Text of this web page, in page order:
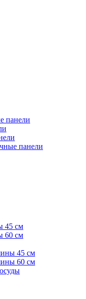
панели
панели
45 см
60 см
45 см
60 см